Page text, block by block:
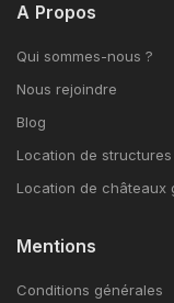
A Propos
Qui sommes-nous ?
Nous rejoindre
Blog
Location de
Location de châteaux
Mentions
Conditions générales